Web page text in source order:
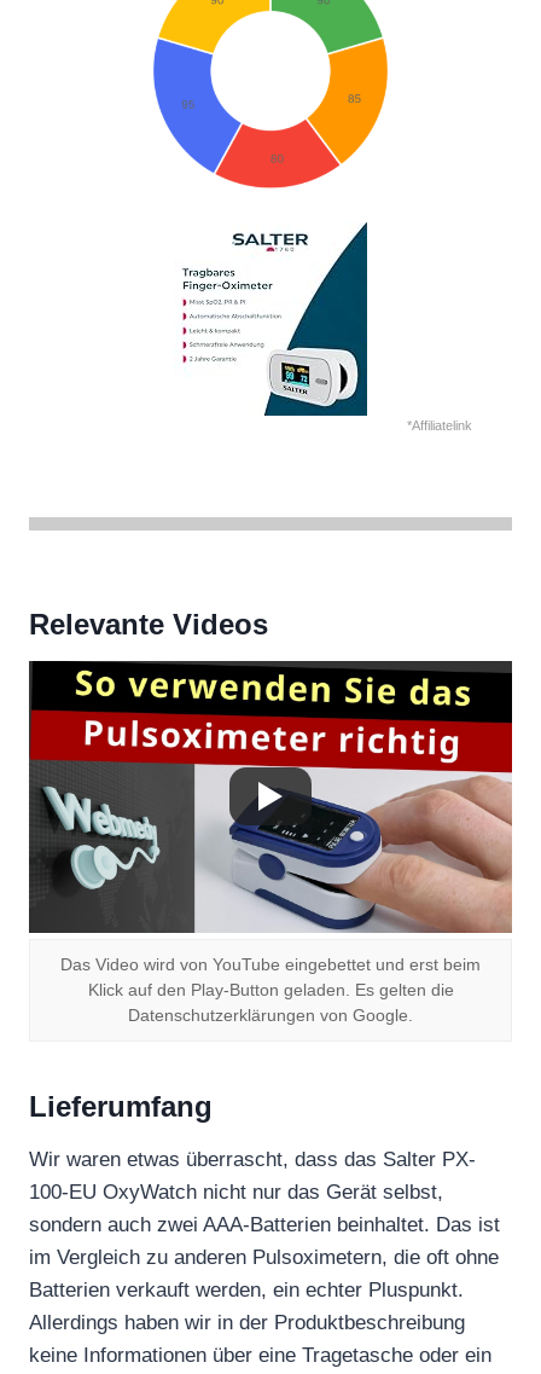
*Affiliatelink
Relevante Videos
Das Video wird von YouTube eingebettet und erst beim
Klick auf den Play-Button geladen. Es gelten die
Datenschutzerklärungen von Google.
Lieferumfang
Wir waren etwas überrascht, dass das Salter PX-
100-EU OxyWatch nicht nur das Gerät selbst,
sondern auch zwei AAA-Batterien beinhaltet. Das ist
im Vergleich zu anderen Pulsoximetern, die oft ohne
Batterien verkauft werden, ein echter Pluspunkt.
Allerdings haben wir in der Produktbeschreibung
keine Informationen über eine Tragetasche oder ein